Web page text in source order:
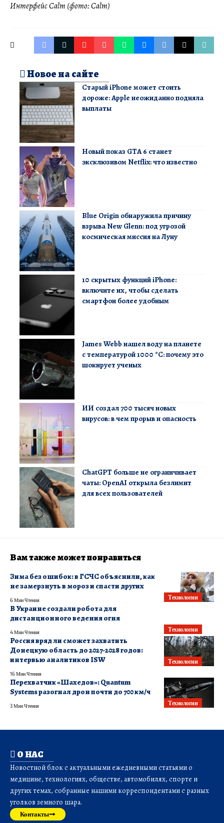
Интерфейс Calm (фото: Calm)
Новое на сайте
Старый iPhone может стоить
дороже: Apple неожиданно подняла
выплаты
Новый показ GTA 6 станет
эксклюзивом Netflix: что известно
Blue Origin обнаружила причину
взрыва New Glenn: под угрозой
космическая миссия на Луну
10 скрытых функций iPhone:
включите их, чтобы сделать
смартфон более удобным
James Webb нашел воду на планете
с температурой 1000 °C: почему это
шокирует ученых
ИИ создал 700 тысяч новых
вирусов: в чем прорыв и опасность
ChatGPT больше не ограничивает
чаты: OpenAI открыла безлимит
для всех пользователей
Вам также может понравиться
Технологии
Зима без ошибок: в ГСЧС объяснили, как
не замерзнуть в мороз и спасти других
6 Мин Чтения
Технологии
В Украине создали робота для
дистанционного ведения огня
4 Мин Чтения
Технологии
Россия вряд ли сможет захватить
Донецкую область до 2027-2028 годов:
интервью аналитиков ISW
16 Мин Чтения
Технологии
Перехватчик «Шахедов»: Quantum
Systems разогнал дрон почти до 700 км/ч
3 Мин Чтения
О НАС
Новостной блок с актуальными ежедневными статьями о
медицине, технологиях, обществе, автомобилях, спорте и
других темах, собранные нашими корреспондентами с разных
уголков земного шара.
Контакты